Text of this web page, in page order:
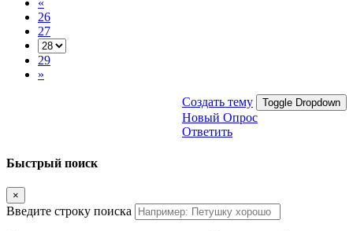
«
26
27
29
»
Создать тему Toggle Dropdown
Новый Опрос
Ответить
Быстрый поиск
×
Введите строку поиска